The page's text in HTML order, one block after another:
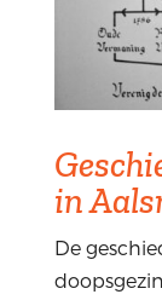
in
De